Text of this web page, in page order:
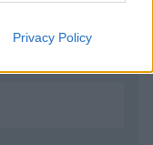
Privacy Policy